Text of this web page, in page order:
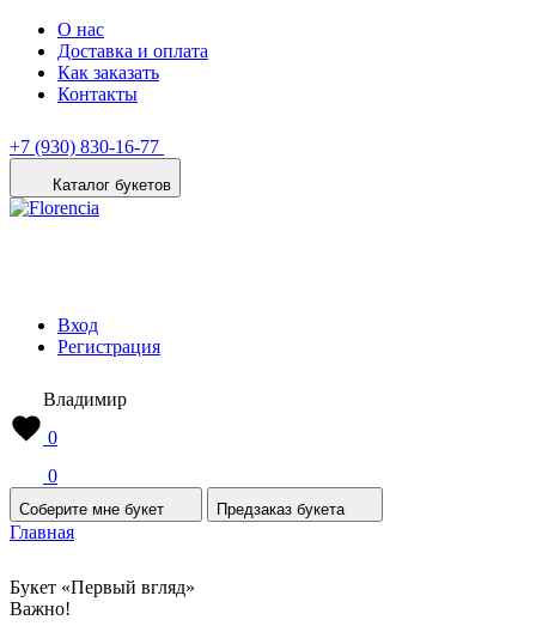
О нас
Доставка и оплата
Как заказать
Контакты
+7 (930) 830-16-77
Каталог букетов
Вход
Регистрация
Владимир
0
0
Соберите мне букет Предзаказ букета
Главная
Букет «Первый вгляд»
Важно!